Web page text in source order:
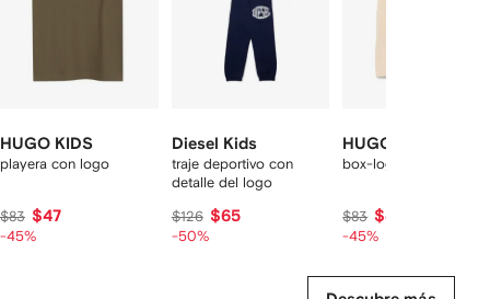
HUGO KIDS
playera con logo
$83 $47
-45%
Diesel Kids
traje deportivo con
detalle del logo
$126 $65
-50%
HUGO KIDS
box-logo cotton T-
$83 $47
-45%